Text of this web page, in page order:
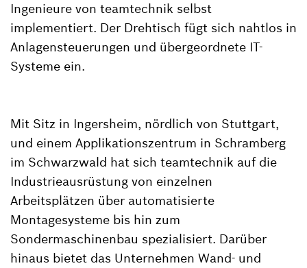
Ingenieure von teamtechnik selbst
implementiert. Der Drehtisch fügt sich nahtlos in
Anlagensteuerungen und übergeordnete IT-
Systeme ein.
Mit Sitz in Ingersheim, nördlich von Stuttgart,
und einem Applikationszentrum in Schramberg
im Schwarzwald hat sich teamtechnik auf die
Industrieausrüstung von einzelnen
Arbeitsplätzen über automatisierte
Montagesysteme bis hin zum
Sondermaschinenbau spezialisiert. Darüber
hinaus bietet das Unternehmen Wand- und